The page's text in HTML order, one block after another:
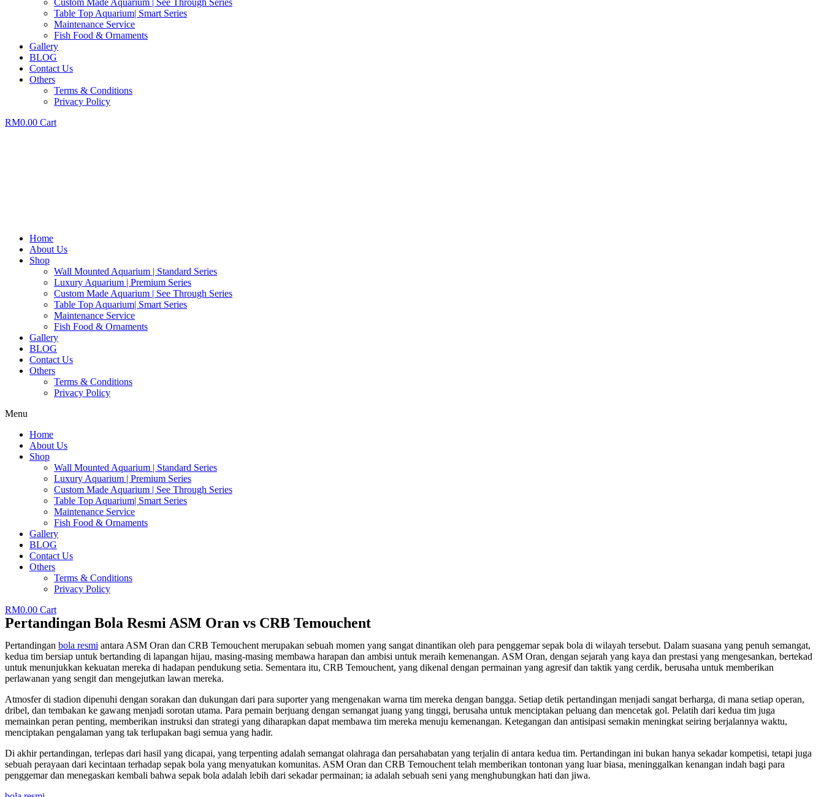
Table Top Aquarium| Smart Series
Maintenance Service
Fish Food & Ornaments
Gallery
BLOG
Contact Us
Others
Terms & Conditions
Privacy Policy
RM0.00 Cart
Home
About Us
Shop
Wall Mounted Aquarium | Standard Series
Luxury Aquarium | Premium Series
Custom Made Aquarium | See Through Series
Table Top Aquarium| Smart Series
Maintenance Service
Fish Food & Ornaments
Gallery
BLOG
Contact Us
Others
Terms & Conditions
Privacy Policy
Menu
Home
About Us
Shop
Wall Mounted Aquarium | Standard Series
Luxury Aquarium | Premium Series
Custom Made Aquarium | See Through Series
Table Top Aquarium| Smart Series
Maintenance Service
Fish Food & Ornaments
Gallery
BLOG
Contact Us
Others
Terms & Conditions
Privacy Policy
RM0.00 Cart
Pertandingan Bola Resmi ASM Oran vs CRB Temouchent
Pertandingan bola resmi antara ASM Oran dan CRB Temouchent merupakan sebuah momen yang sangat dinantikan oleh para penggemar sepak bola di wilayah tersebut. Dalam suasana yang penuh semangat,
kedua tim bersiap untuk bertanding di lapangan hijau, masing-masing membawa harapan dan ambisi untuk meraih kemenangan. ASM Oran, dengan sejarah yang kaya dan prestasi yang mengesankan, bertekad
untuk menunjukkan kekuatan mereka di hadapan pendukung setia. Sementara itu, CRB Temouchent, yang dikenal dengan permainan yang agresif dan taktik yang cerdik, berusaha untuk memberikan
perlawanan yang sengit dan mengejutkan lawan mereka.
Atmosfer di stadion dipenuhi dengan sorakan dan dukungan dari para suporter yang mengenakan warna tim mereka dengan bangga. Setiap detik pertandingan menjadi sangat berharga, di mana setiap operan,
dribel, dan tembakan ke gawang menjadi sorotan utama. Para pemain berjuang dengan semangat juang yang tinggi, berusaha untuk menciptakan peluang dan mencetak gol. Pelatih dari kedua tim juga
memainkan peran penting, memberikan instruksi dan strategi yang diharapkan dapat membawa tim mereka menuju kemenangan. Ketegangan dan antisipasi semakin meningkat seiring berjalannya waktu,
menciptakan pengalaman yang tak terlupakan bagi semua yang hadir.
Di akhir pertandingan, terlepas dari hasil yang dicapai, yang terpenting adalah semangat olahraga dan persahabatan yang terjalin di antara kedua tim. Pertandingan ini bukan hanya sekadar kompetisi, tetapi juga
sebuah perayaan dari kecintaan terhadap sepak bola yang menyatukan komunitas. ASM Oran dan CRB Temouchent telah memberikan tontonan yang luar biasa, meninggalkan kenangan indah bagi para
penggemar dan menegaskan kembali bahwa sepak bola adalah lebih dari sekadar permainan; ia adalah sebuah seni yang menghubungkan hati dan jiwa.